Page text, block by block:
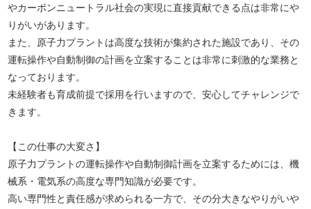
やカーボンニュートラル社会の実現に直接貢献できる点は非常にや
りがいがあります。
また、原子力プラントは高度な技術が集約された施設であり、その
運転操作や自動制御の計画を立案することは非常に刺激的な業務と
なっております。
未経験者も育成前提で採用を行いますので、安心してチャレンジで
きます。
【この仕事の大変さ】
原子力プラントの運転操作や自動制御計画を立案するためには、機
械系・電気系の高度な専門知識が必要です。
高い専門性と責任感が求められる一方で、その分大きなやりがいや